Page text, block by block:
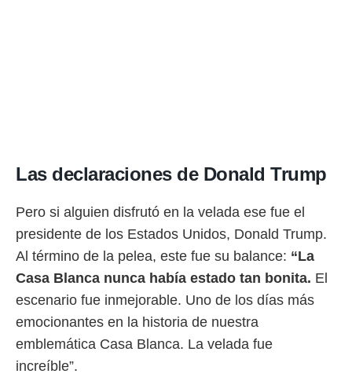
Las declaraciones de Donald Trump
Pero si alguien disfrutó en la velada ese fue el
presidente de los Estados Unidos, Donald Trump.
Al término de la pelea, este fue su balance: “La
Casa Blanca nunca había estado tan bonita. El
escenario fue inmejorable. Uno de los días más
emocionantes en la historia de nuestra
emblemática Casa Blanca. La velada fue
increíble”.